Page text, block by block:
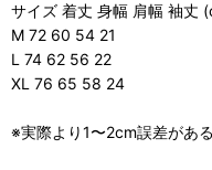
サイズ 着丈 身幅 肩幅 袖丈
M 72 60 54 21
L 74 62 56 22
XL 76 65 58 24
※実際より1〜2cm誤差があ